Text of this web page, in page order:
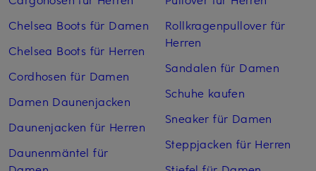
Chelsea Boots für Damen
Chelsea Boots für Herren
Cordhosen für Damen
Damen Daunenjacken
Daunenjacken für Herren
Daunenmäntel für
Rollkragenpullover für
Herren
Sandalen für Damen
Schuhe kaufen
Sneaker für Damen
Steppjacken für Herren